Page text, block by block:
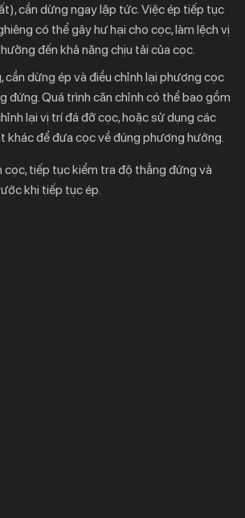
cần dừng ngay lập tức. Việc ép tiếp tục
có thể gây hư hại cho cọc, làm lệch vị
đến khả năng chịu tải của cọc.
cần dừng ép và điều chỉnh lại phương cọc
đứng. Quá trình căn chỉnh có thể bao gồm
lại vị trí đá đỡ cọc, hoặc sử dụng các
khác để đưa cọc về đúng phương hướng.
cọc, tiếp tục kiểm tra độ thẳng đứng và
khi tiếp tục ép.